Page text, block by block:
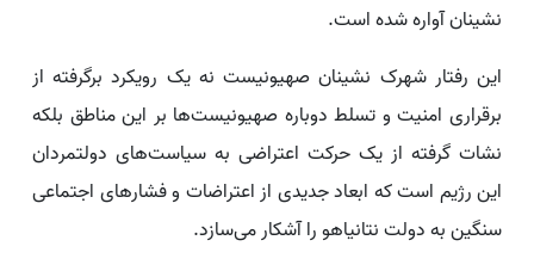
نشینان آواره شده است.
این رفتار شهرک نشینان صهیونیست نه یک رویکرد برگرفته از
برقراری امنیت و تسلط دوباره صهیونیست‌ها بر این مناطق بلکه
نشات گرفته از یک حرکت اعتراضی به سیاست‌های دولتمردان
این رژیم است که ابعاد جدیدی از اعتراضات و فشارهای اجتماعی
سنگین به دولت نتانیاهو را آشکار می‌سازد.